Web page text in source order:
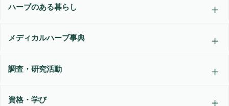
ハーブのある暮らし
メディカルハーブ事典
調査・研究活動
資格・学び